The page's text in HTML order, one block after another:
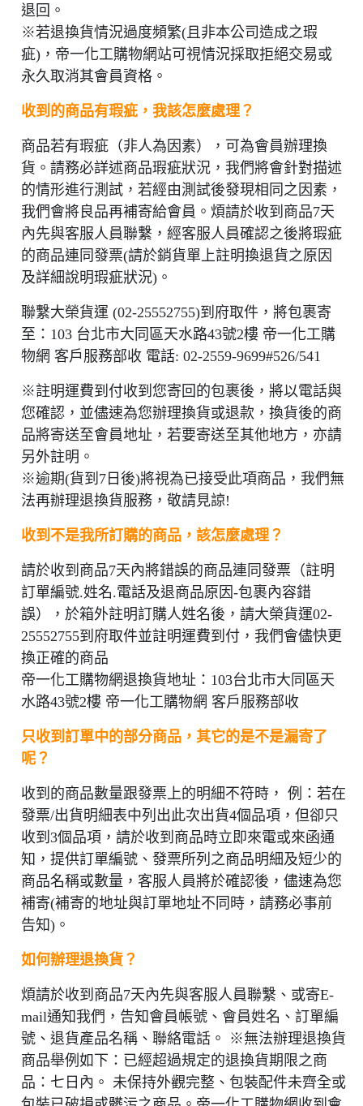
退回。
※若退換貨情況過度頻繁(且非本公司造成之瑕
疵)，帝一化工購物網站可視情況採取拒絕交易或
永久取消其會員資格。
收到的商品有瑕疵，我該怎麼處理？
商品若有瑕疵（非人為因素），可為會員辦理換
貨。請務必詳述商品瑕疵狀況，我們將會針對描述
的情形進行測試，若經由測試後發現相同之因素，
我們會將良品再補寄給會員。煩請於收到商品7天
內先與客服人員聯繫，經客服人員確認之後將瑕疵
的商品連同發票(請於銷貨單上註明換退貨之原因
及詳細說明瑕疵狀況)。
聯繫大榮貨運 (02-25552755)到府取件，將包裹寄
至：103 台北市大同區天水路43號2樓 帝一化工購
物網 客戶服務部收 電話: 02-2559-9699#526/541
※註明運費到付收到您寄回的包裹後，將以電話與
您確認，並儘速為您辦理換貨或退款，換貨後的商
品將寄送至會員地址，若要寄送至其他地方，亦請
另外註明。
※逾期(貨到7日後)將視為已接受此項商品，我們無
法再辦理退換貨服務，敬請見諒!
收到不是我所訂購的商品，該怎麼處理？
請於收到商品7天內將錯誤的商品連同發票（註明
訂單編號.姓名.電話及退商品原因-包裹內容錯
誤），於箱外註明訂購人姓名後，請大榮貨運02-
25552755到府取件並註明運費到付，我們會儘快更
換正確的商品
帝一化工購物網退換貨地址：103台北市大同區天
水路43號2樓 帝一化工購物網 客戶服務部收
只收到訂單中的部分商品，其它的是不是漏寄了
呢？
收到的商品數量跟發票上的明細不符時， 例：若在
發票/出貨明細表中列出此次出貨4個品項，但卻只
收到3個品項，請於收到商品時立即來電或來函通
知，提供訂單編號、發票所列之商品明細及短少的
商品名稱或數量，客服人員將於確認後，儘速為您
補寄(補寄的地址與訂單地址不同時，請務必事前
告知)。
如何辦理退換貨？
煩請於收到商品7天內先與客服人員聯繫、或寄E-
mail通知我們，告知會員帳號、會員姓名、訂單編
號、退貨產品名稱、聯絡電話。 ※無法辦理退換貨
商品舉例如下：已經超過規定的退換貨期限之商
品：七日內。 未保持外觀完整、包裝配件未齊全或